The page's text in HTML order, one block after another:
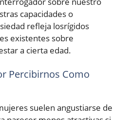
capacidades o
refleja losrígidos
existentes sobre
a cierta edad.
Percibirnos Como
suelen angustiarse de